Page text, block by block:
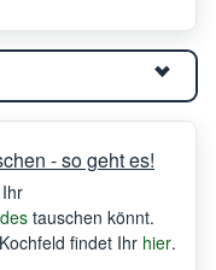
- so geht es!
tauschen könnt.
findet Ihr hier.